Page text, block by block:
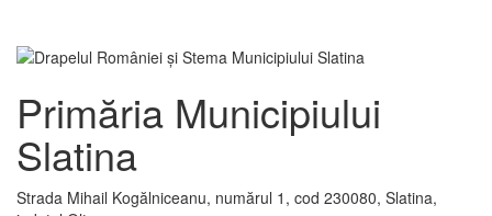
Primăria Municipiului
Slatina
Strada Mihail Kogălniceanu, numărul 1, cod 230080, Slatina,